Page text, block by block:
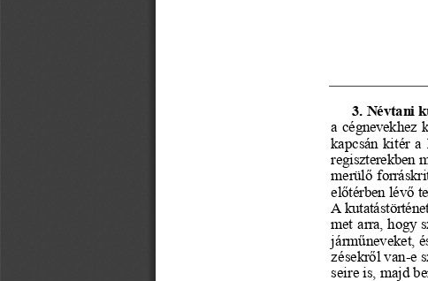
3. Névtani
a cégnevekhez
kapcsán kitér a
regiszterekben
merülő
előtérben lévő
A
met arra, hogy
járműneveket,
zésekről van-e
seire is, majd